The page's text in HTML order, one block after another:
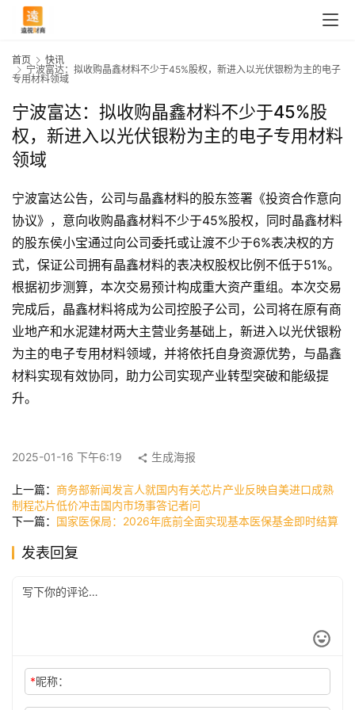
首
页
快
公
司
尚
技
首页
快讯
宁波富达：拟收购晶鑫材料不少于45%股权，新进入以光伏银粉为主的电子
专用材料领域
宁波富达：拟收购晶鑫材料不少于45%股
权，新进入以光伏银粉为主的电子专用材料
领域
宁波富达公告，公司与晶鑫材料的股东签署《投资合作意向
协议》，意向收购晶鑫材料不少于45%股权，同时晶鑫材料
的股东侯小宝通过向公司委托或让渡不少于6%表决权的方
式，保证公司拥有晶鑫材料的表决权股权比例不低于51%。
根据初步测算，本次交易预计构成重大资产重组。本次交易
完成后，晶鑫材料将成为公司控股子公司，公司将在原有商
业地产和水泥建材两大主营业务基础上，新进入以光伏银粉
为主的电子专用材料领域，并将依托自身资源优势，与晶鑫
材料实现有效协同，助力公司实现产业转型突破和能级提
升。
2025-01-16 下午6:19 生成海报
上一篇： 商务部新闻发言人就国内有关芯片产业反映自美进口成熟
制程芯片低价冲击国内市场事答记者问
下一篇： 国家医保局：2026年底前全面实现基本医保基金即时结算
发表回复
*昵称：